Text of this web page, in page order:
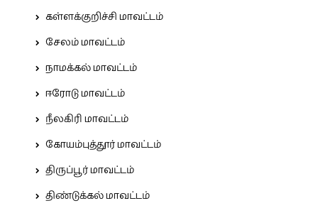
கள்ளக்குறிச்சி மாவட்டம்
சேலம் மாவட்டம்
நாமக்கல் மாவட்டம்
ஈரோடு மாவட்டம்
நீலகிரி மாவட்டம்
கோயம்புத்தூர் மாவட்டம்
திருப்பூர் மாவட்டம்
திண்டுக்கல் மாவட்டம்